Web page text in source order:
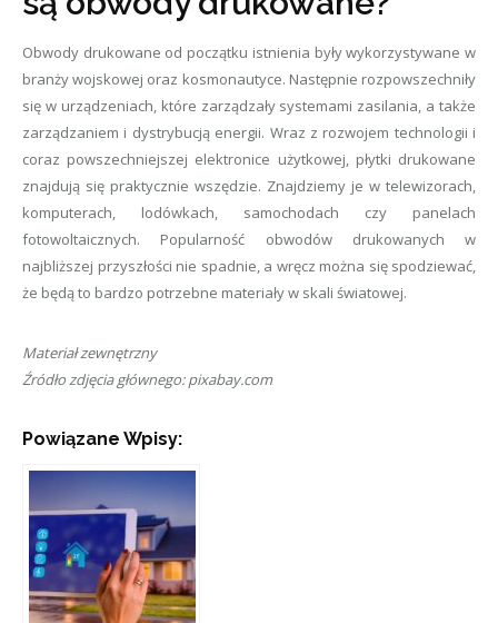
Obwody drukowane od początku istnienia były wykorzystywane w
branży wojskowej oraz kosmonautyce. Następnie rozpowszechniły
się w urządzeniach, które zarządzały systemami zasilania, a także
zarządzaniem i dystrybucją energii. Wraz z rozwojem technologii i
coraz powszechniejszej elektronice użytkowej, płytki drukowane
znajdują się praktycznie wszędzie. Znajdziemy je w telewizorach,
komputerach, lodówkach, samochodach czy panelach
fotowoltaicznych. Popularność obwodów drukowanych w
najbliższej przyszłości nie spadnie, a wręcz można się spodziewać,
że będą to bardzo potrzebne materiały w skali światowej.
Materiał zewnętrzny
Źródło zdjęcia głównego: pixabay.com
Powiązane Wpisy: